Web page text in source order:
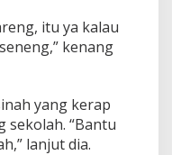
itu ya kalau
kenang
yang kerap
sekolah. “Bantu
lanjut dia.